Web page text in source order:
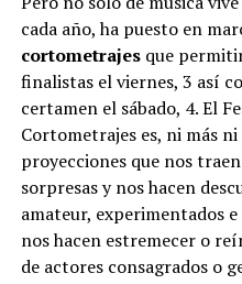
cada año, ha puesto en
cortometrajesque
finalistas el viernes, 3 así
certamen el sábado, 4. El
Cortometrajes es, ni más
proyecciones que nos
sorpresas y nos hacen
amateur, experimentados
nos hacen estremecer o
de actores consagrados o